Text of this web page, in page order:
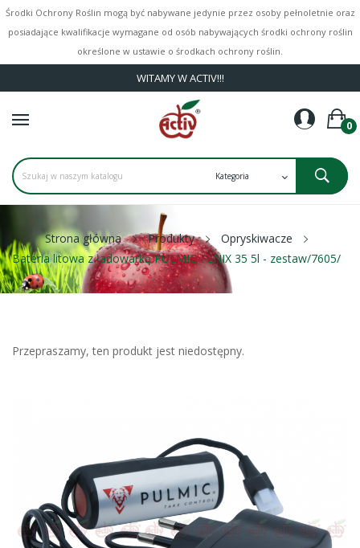
Środki Ochrony Roślin mogą być nabywane jedynie przez osoby pełnoletnie oraz
posiadające kwalifikacje wymagane od osób nabywających środki ochrony roślin
określone w ustawie o środkach ochrony roślin.
WITAMY W ACTIV!!!
0
Strona główna Produkty
Opryskiwacze
Bateria litowa z ładowarką PULMIC FENIX 35 5l - zestaw/7605/
Przepraszamy, ten produkt jest niedostępny.